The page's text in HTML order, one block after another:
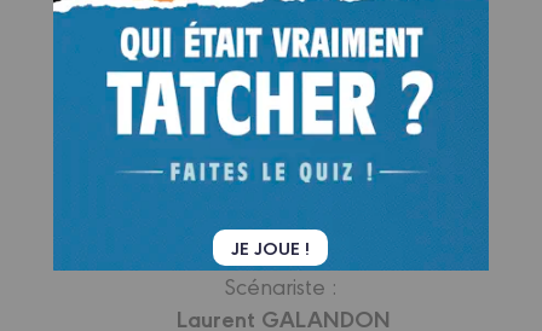
Scénariste :
Laurent GALANDON
JE JOUE !